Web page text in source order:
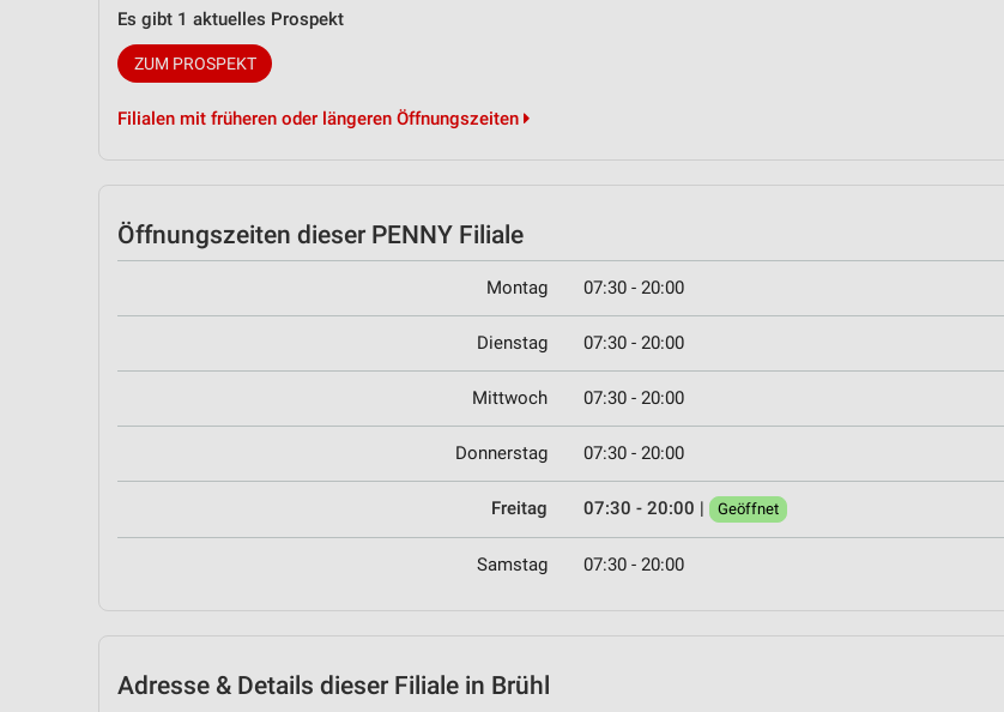
Es gibt 1 aktuelles Prospekt
ZUM PROSPEKT
Filialen mit früheren oder längeren Öffnungszeiten
Öffnungszeiten dieser PENNY Filiale
Montag 07:30 - 20:00
Dienstag 07:30 - 20:00
Mittwoch 07:30 - 20:00
Donnerstag 07:30 - 20:00
Freitag 07:30 - 20:00 | Geöffnet
Samstag 07:30 - 20:00
Adresse & Details dieser Filiale in Brühl